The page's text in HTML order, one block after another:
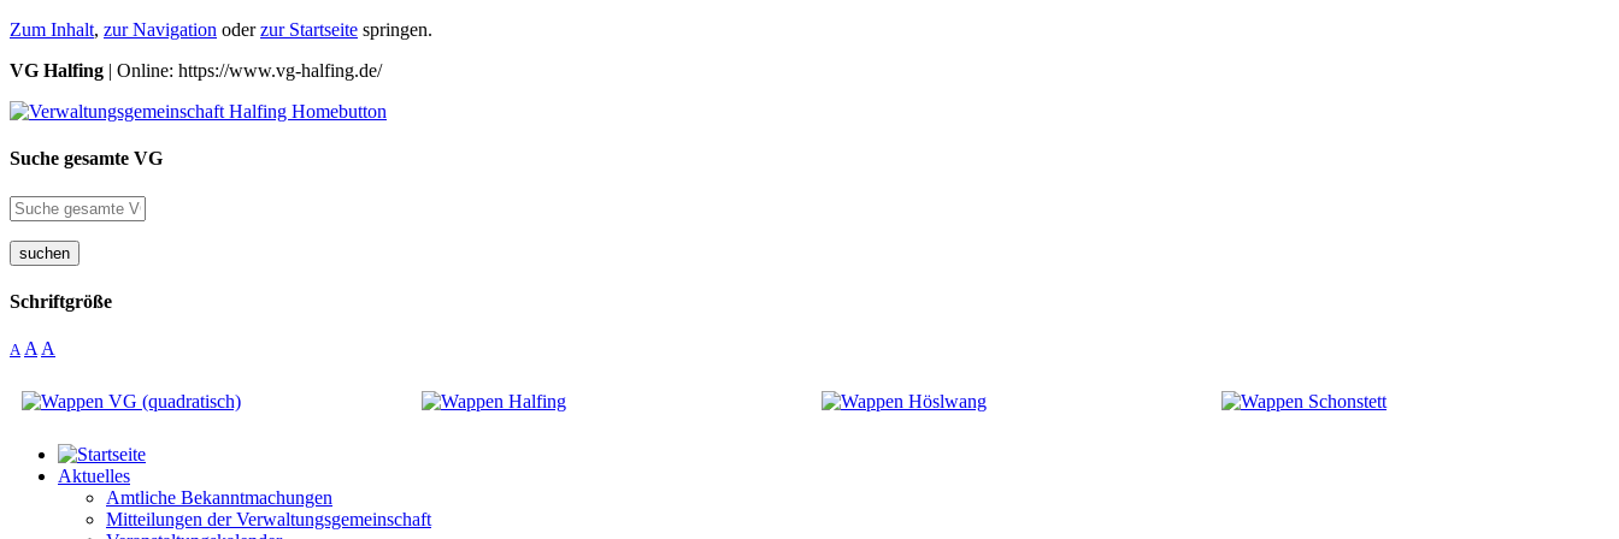
Zum Inhalt, zur Navigation oderzur Startseite springen.
VG Halfing | Online: https://www.vg-halfing.de/
Suche gesamte VG
suchen
Schriftgröße
A A A
Aktuelles
Amtliche Bekanntmachungen
Mitteilungen der Verwaltungsgemeinschaft